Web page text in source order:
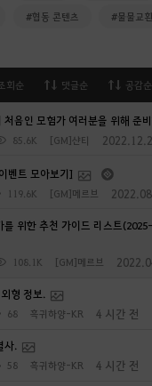
#협동 콘텐츠 #물물교환
회순 댓글순 공감순
처음인 모험가 여러분을 위해 준
85.6K [GM]샨티
벤트 모아보기]
119.6K [GM]메르브
를 위한 추천 가이드 리스트
108.1K [GM]메르브
형 정보.
68 흑귀하양-KR 4 시간 전
사.
58 흑귀하양-KR 4 시간 전